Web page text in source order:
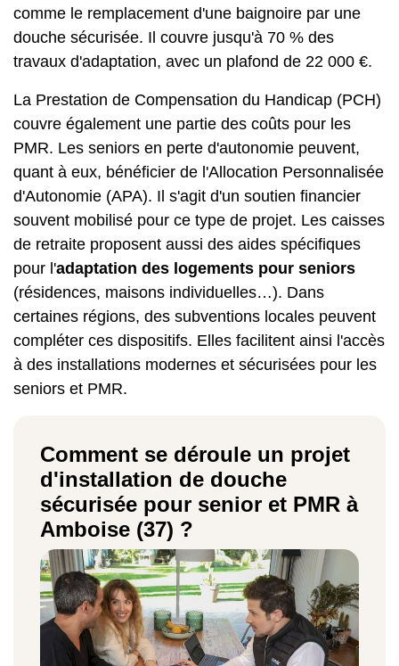
comme le remplacement d'une baignoire par une
douche sécurisée. Il couvre jusqu'à 70 % des
travaux d'adaptation, avec un plafond de 22 000 €.
La Prestation de Compensation du Handicap (PCH)
couvre également une partie des coûts pour les
PMR. Les seniors en perte d'autonomie peuvent,
quant à eux, bénéficier de l'Allocation Personnalisée
d'Autonomie (APA). Il s'agit d'un soutien financier
souvent mobilisé pour ce type de projet. Les caisses
de retraite proposent aussi des aides spécifiques
pour l'adaptation des logements pour seniors
(résidences, maisons individuelles…). Dans
certaines régions, des subventions locales peuvent
compléter ces dispositifs. Elles facilitent ainsi l'accès
à des installations modernes et sécurisées pour les
seniors et PMR.
Comment se déroule un projet
d'installation de douche
sécurisée pour senior et PMR à
Amboise (37) ?